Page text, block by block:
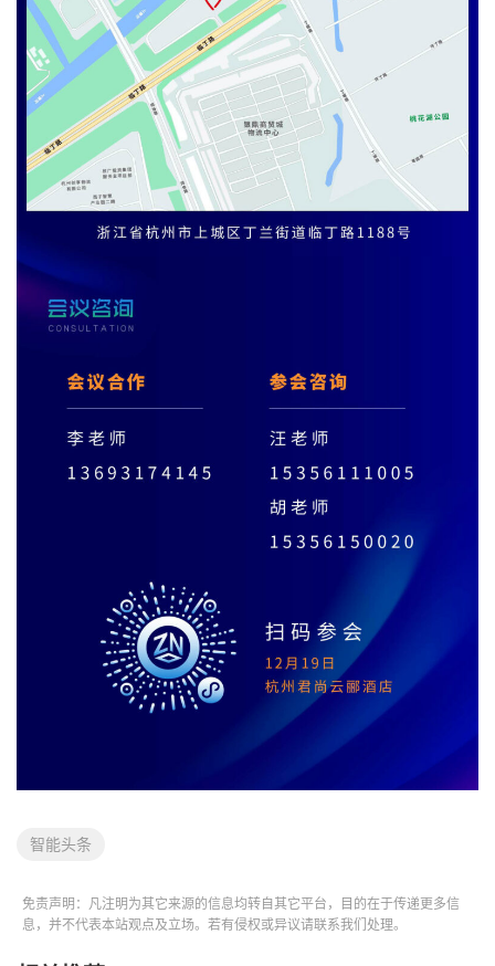
智能头条
免责声明：凡注明为其它来源的信息均转自其它平台，目的在于传递更多信
息，并不代表本站观点及立场。若有侵权或异议请联系我们处理。